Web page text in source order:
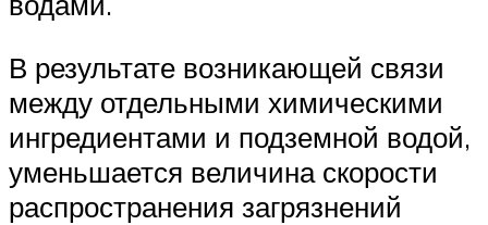
В результате возникающей связи
между отдельными химическими
ингредиентами и подземной водой,
уменьшается величина скорости
распространения загрязнений